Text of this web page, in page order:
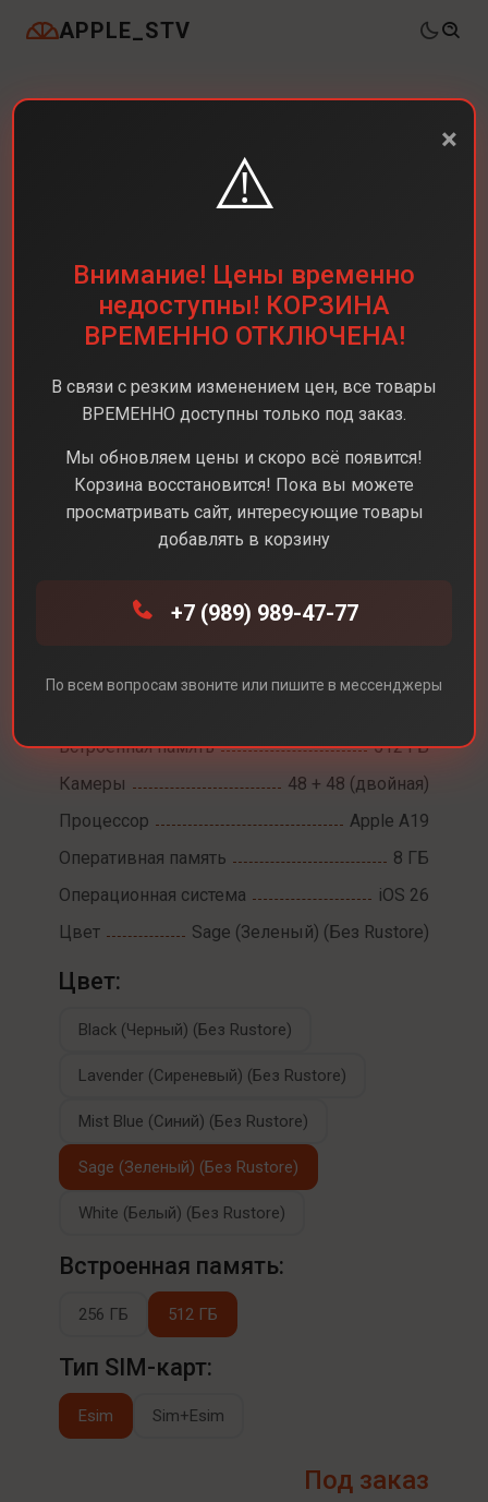
APPLE_STV
iPhone 17
Встроенная память
512 ГБ
Камеры
48 + 48 (двойная)
Процессор
Apple A19
Оперативная память
8 ГБ
Операционная система
iOS 26
Цвет
Sage (Зеленый) (Без Rustore)
Цвет:
Black (Черный) (Без Rustore)
Lavender (Сиреневый) (Без Rustore)
Mist Blue (Синий) (Без Rustore)
Sage (Зеленый) (Без Rustore)
White (Белый) (Без Rustore)
Встроенная память:
256 ГБ 512 ГБ
Тип SIM-карт:
Esim Sim+Esim
Под заказ
×
⚠️
Внимание! Цены временно
недоступны! КОРЗИНА
ВРЕМЕННО ОТКЛЮЧЕНА!
В связи с резким изменением цен, все товары
ВРЕМЕННО доступны только под заказ.
Мы обновляем цены и скоро всё появится!
Корзина восстановится! Пока вы можете
просматривать сайт, интересующие товары
добавлять в корзину
+7 (989) 989-47-77
По всем вопросам звоните или пишите в мессенджеры